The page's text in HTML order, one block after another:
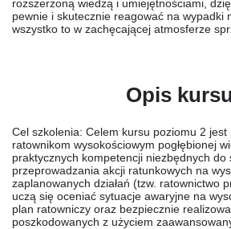
rozszerzoną wiedzą i umiejętnościami,
pewnie i skutecznie reagować na wypadki
wszystko to w zachęcającej atmosferze
Opis
Cel szkolenia: Celem kursu poziomu 2 jest
ratownikom wysokościowym pogłębionej
praktycznych kompetencji niezbędnych do
przeprowadzania akcji ratunkowych na
zaplanowanych działań (tzw. ratownictwo
uczą się oceniać sytuacje awaryjne na
plan ratowniczy oraz bezpiecznie
poszkodowanych z użyciem